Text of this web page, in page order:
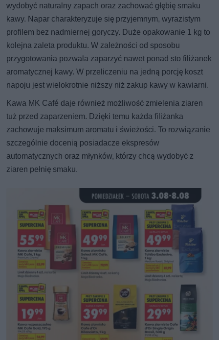
wydobyć naturalny zapach oraz zachować głębię smaku
kawy. Napar charakteryzuje się przyjemnym, wyrazistym
profilem bez nadmiernej goryczy. Duże opakowanie 1 kg to
kolejna zaleta produktu. W zależności od sposobu
przygotowania pozwala zaparzyć nawet ponad sto filiżanek
aromatycznej kawy. W przeliczeniu na jedną porcję koszt
napoju jest wielokrotnie niższy niż zakup kawy w kawiarni.
Kawa MK Café daje również możliwość zmielenia ziaren
tuż przed zaparzeniem. Dzięki temu każda filiżanka
zachowuje maksimum aromatu i świeżości. To rozwiązanie
szczególnie docenią posiadacze ekspresów
automatycznych oraz młynków, którzy chcą wydobyć z
ziaren pełnię smaku.